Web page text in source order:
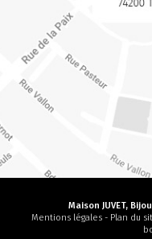
Maison JUVET,
Mentions légales - Plan du